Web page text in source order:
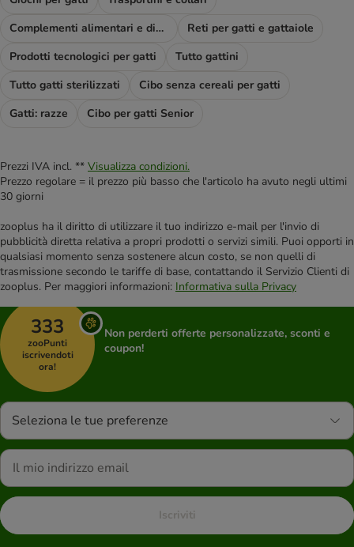
Complementi alimentari e diete
Reti per gatti e gattaiole
Prodotti tecnologici per gatti
Tutto gattini
Tutto gatti sterilizzati
Cibo senza cereali per gatti
Gatti: razze
Cibo per gatti Senior
Prezzi IVA incl. ** Visualizza condizioni.
Prezzo regolare = il prezzo più basso che l'articolo ha avuto negli ultimi
30 giorni
zooplus ha il diritto di utilizzare il tuo indirizzo e-mail per l'invio di
pubblicità diretta relativa a propri prodotti o servizi simili. Puoi opporti in
qualsiasi momento senza sostenere alcun costo, se non quelli di
trasmissione secondo le tariffe di base, contattando il Servizio Clienti di
zooplus. Per maggiori informazioni: Informativa sulla Privacy
333
zooPunti
iscrivendoti
ora!
Non perderti offerte personalizzate, sconti e
coupon!
Seleziona le tue preferenze
Iscriviti